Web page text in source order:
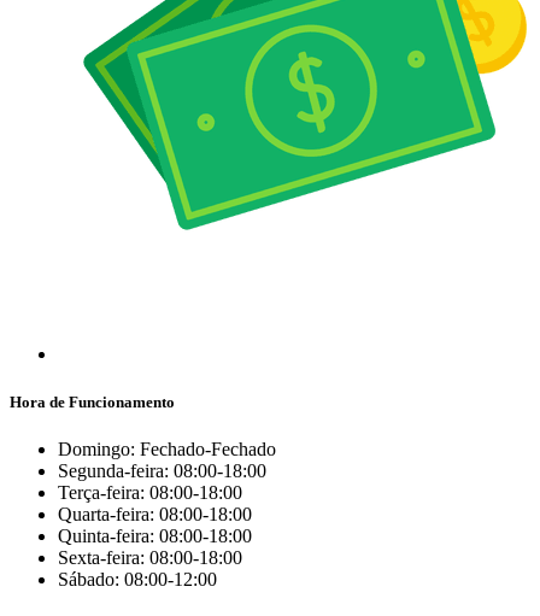
Hora de Funcionamento
Domingo: Fechado-Fechado
Segunda-feira: 08:00-18:00
Terça-feira: 08:00-18:00
Quarta-feira: 08:00-18:00
Quinta-feira: 08:00-18:00
Sexta-feira: 08:00-18:00
Sábado: 08:00-12:00